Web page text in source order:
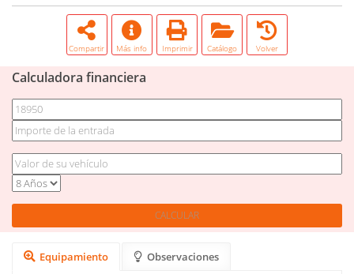
Compartir Más info Imprimir Catálogo Volver
Calculadora financiera
Equipamiento Observaciones